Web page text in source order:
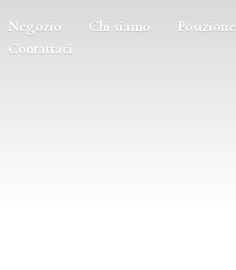
Negozio Chi siamo
Posizione
Contattaci